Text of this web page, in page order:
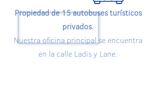
Propiedad de 15 autobuses turísticos
privados.
Nuestra oficina principal se encuentra
en la calle Ladis y Lane.